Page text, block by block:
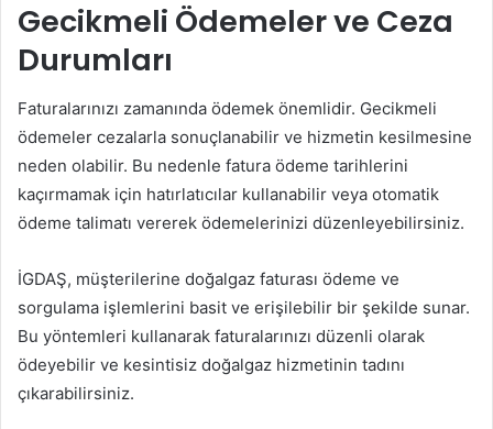
Gecikmeli Ödemeler ve Ceza
Durumları
Faturalarınızı zamanında ödemek önemlidir. Gecikmeli
ödemeler cezalarla sonuçlanabilir ve hizmetin kesilmesine
neden olabilir. Bu nedenle fatura ödeme tarihlerini
kaçırmamak için hatırlatıcılar kullanabilir veya otomatik
ödeme talimatı vererek ödemelerinizi düzenleyebilirsiniz.
İGDAŞ, müşterilerine doğalgaz faturası ödeme ve
sorgulama işlemlerini basit ve erişilebilir bir şekilde sunar.
Bu yöntemleri kullanarak faturalarınızı düzenli olarak
ödeyebilir ve kesintisiz doğalgaz hizmetinin tadını
çıkarabilirsiniz.